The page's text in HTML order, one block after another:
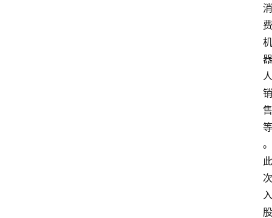
消
费
机
器
人
销
售
等
。
此
次
入
股